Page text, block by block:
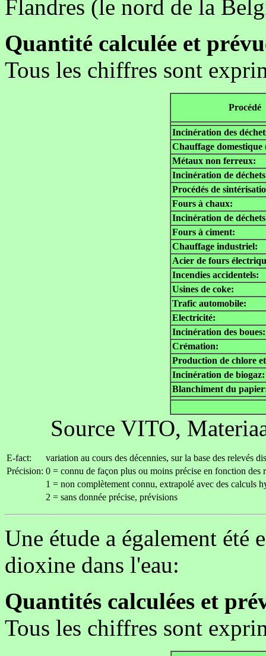
Flandres (le nord de la
Quantité calculée et
Tous les chiffres sont
Procédé
Incinération des
Chauffage
Métaux non ferreux:
Incinération de
Procédés de
Fours à chaux:
Incinération de
Fours à ciment:
Chauffage industriel:
Acier de fours
Incendies accidentels:
Usines de coke:
Trafic automobile:
Electricité:
Incinération des boues:
Crémation:
Production de chlore
Incinération de biogaz:
Blanchiment du
Source VITO,
E-fact:
variation au cours des décennies, sur la base des relevés
Précision: 0 = connu de façon plus ou moins précise en fonction des
1 = non complètement connu, extrapolé avec des calculs
2 = sans donnée précise, prévisions
Une étude a également été
dioxine dans l'eau:
Quantités calculées et
Tous les chiffres sont